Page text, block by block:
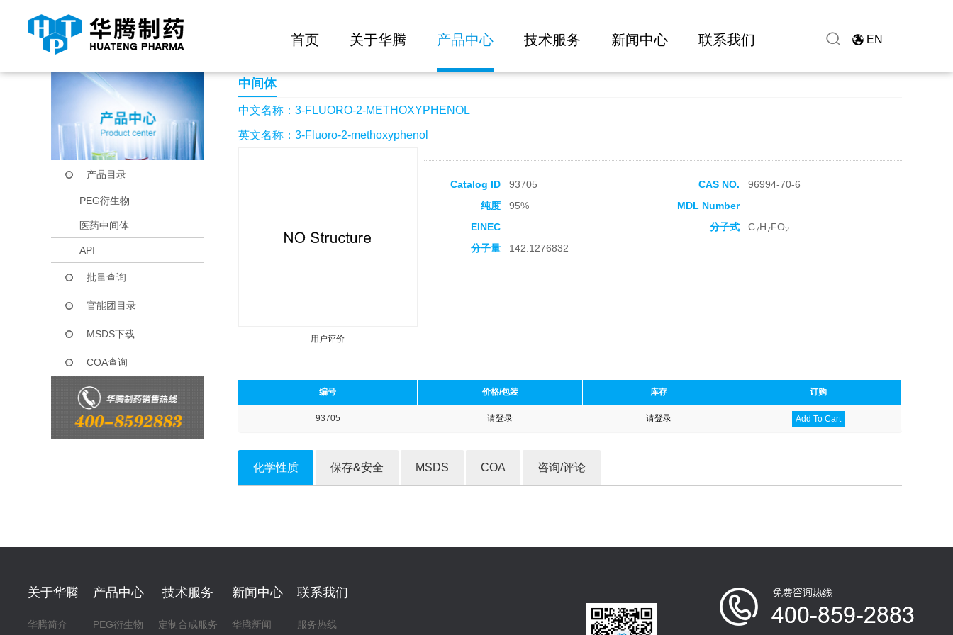
首页 关于华腾 产品中心 技术服务 新闻中心 联系我们 EN
当前位置： 首页 产品中心 3-FLUORO-2-METHOXYPHENOL
产品目录
PEG衍生物
医药中间体
API
批量查询
官能团目录
MSDS下载
COA查询
中间体
中文名称：3-FLUORO-2-METHOXYPHENOL
英文名称：3-Fluoro-2-methoxyphenol
用户评价
Catalog ID 93705 CAS NO.
96994-70-6
纯度
95%
MDL Number
EINEC
分子式 C7H7FO2
分子量 142.1276832
编号 价格/包装 库存 订购
93705 请登录 请登录 Add To Cart
化学性质 保存&安全 MSDS COA 咨询/评论
关于华腾
华腾简介
产品中心
PEG衍生物
技术服务
定制合成服务
新闻中心
华腾新闻
联系我们
服务热线